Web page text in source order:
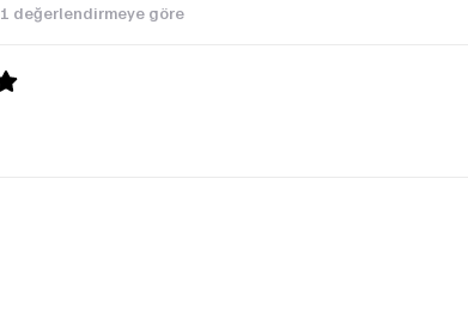
1 değerlendirmeye göre